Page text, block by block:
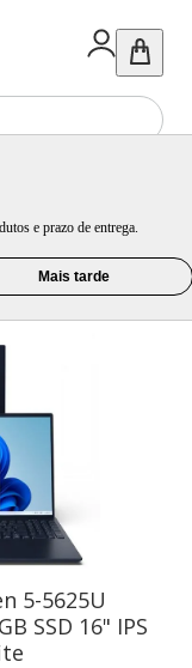
e prazo de entrega.
Mais tarde
5-5625U
SSD 16" IPS